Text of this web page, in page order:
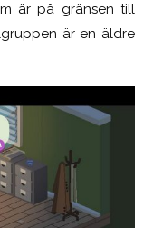
är på gränsen till
är en äldre